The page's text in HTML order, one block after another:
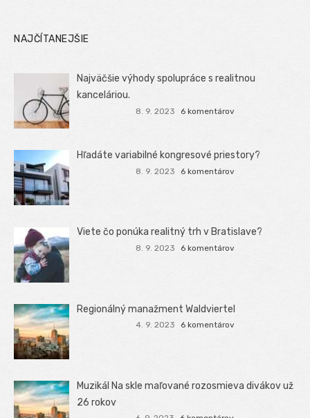
NAJČÍTANEJŠIE
Najväčšie výhody spolupráce s realitnou
kanceláriou.
8. 9. 2023 6 komentárov
Hľadáte variabilné kongresové priestory?
8. 9. 2023 6 komentárov
Viete čo ponúka realitný trh v Bratislave?
8. 9. 2023 6 komentárov
Regionálný manažment Waldviertel
4. 9. 2023 6 komentárov
Muzikál Na skle maľované rozosmieva divákov už
26 rokov